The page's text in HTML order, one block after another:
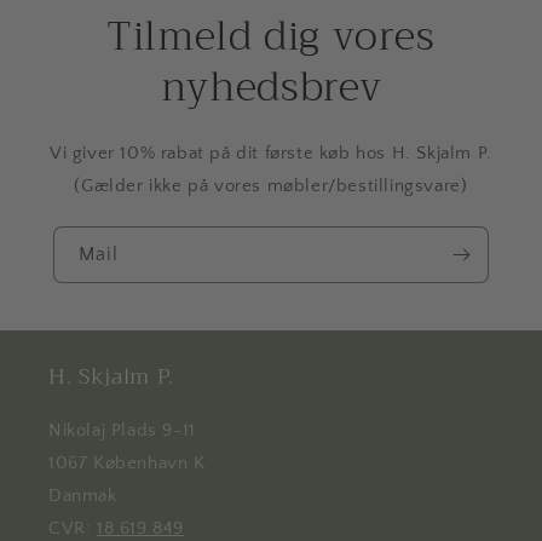
Tilmeld dig vores
nyhedsbrev
Vi giver 10% rabat på dit første køb hos H. Skjalm P.
(Gælder ikke på vores møbler/bestillingsvare)
Mail
H. Skjalm P.
Nikolaj Plads 9-11
1067 København K
Danmak
CVR: 18 619 849